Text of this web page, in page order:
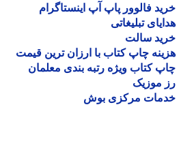
فالوور پاپ آپ اینستاگرام
تبلیغاتی
سالت
چاپ کتاب با ارزان ترین قیمت
کتاب ویژه رتبه بندی معلمان
موزیک
مرکزی بوش